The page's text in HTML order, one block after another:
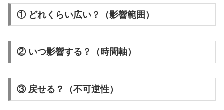
① どれくらい広い？（影響範囲）
② いつ影響する？（時間軸）
③ 戻せる？（不可逆性）